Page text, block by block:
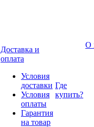
Доставка и
оплата
Условия
доставки
Условия
оплаты
Гарантия
на товар
Где
купить?
О